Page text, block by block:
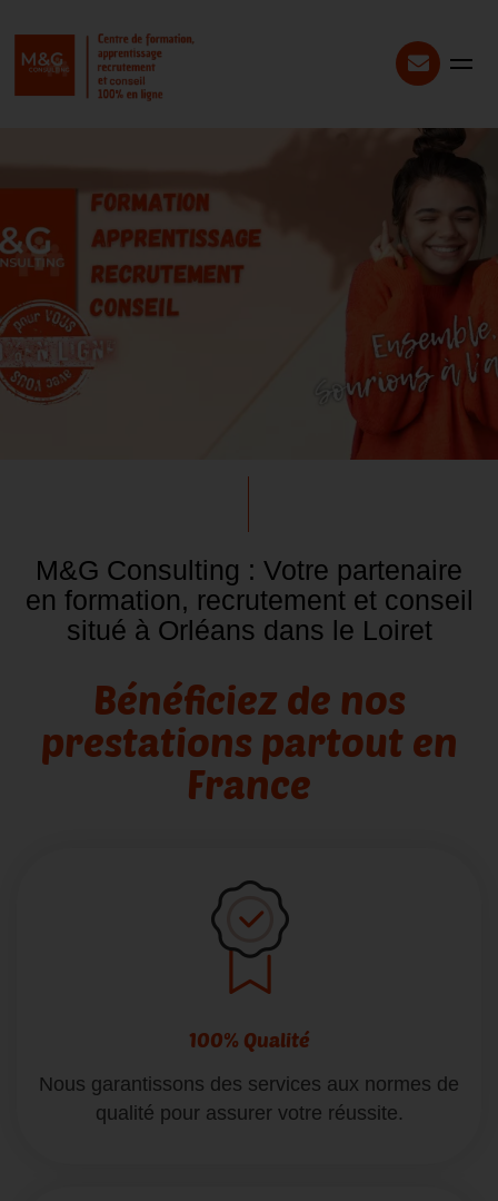
M&G Consulting : Votre partenaire
en formation, recrutement et conseil
situé à Orléans dans le Loiret
Bénéficiez de nos
prestations partout en
France
100% Qualité
Nous garantissons des services aux normes de
qualité pour assurer votre réussite.